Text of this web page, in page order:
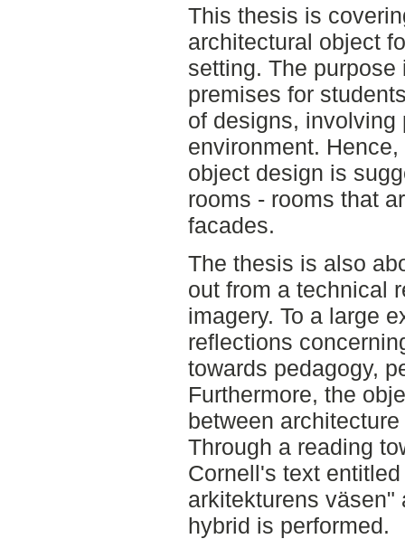
This thesis is
architectural object
setting. The
premises for
of designs, involving
environment.
object design is
rooms - rooms that
facades.
The thesis is also
out from a technical
imagery. To a large
reflections
towards pedagogy,
Furthermore, the
between
Through a reading
Cornell's text
arkitekturens
hybrid is performed.